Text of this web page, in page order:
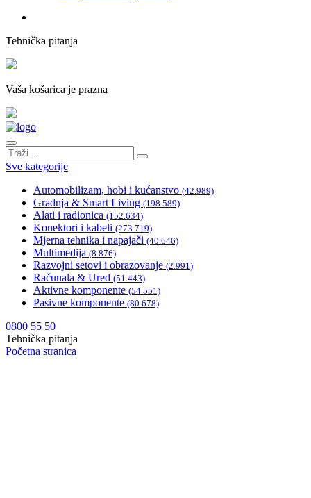
Tehnička pitanja
Vaša košarica je prazna
Sve kategorije
Automobilizam, hobi i kućanstvo (42.989)
Gradnja & Smart Living (198.589)
Alati i radionica (152.634)
Konektori i kabeli (273.719)
Mjerna tehnika i napajači (40.646)
Multimedija (8.876)
Razvojni setovi i obrazovanje (2.991)
Računala & Ured (51.443)
Aktivne komponente (54.551)
Pasivne komponente (80.678)
0800 55 50
Tehnička pitanja
Početna stranica